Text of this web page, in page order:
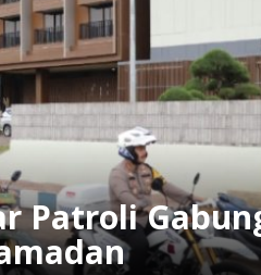
Patroli